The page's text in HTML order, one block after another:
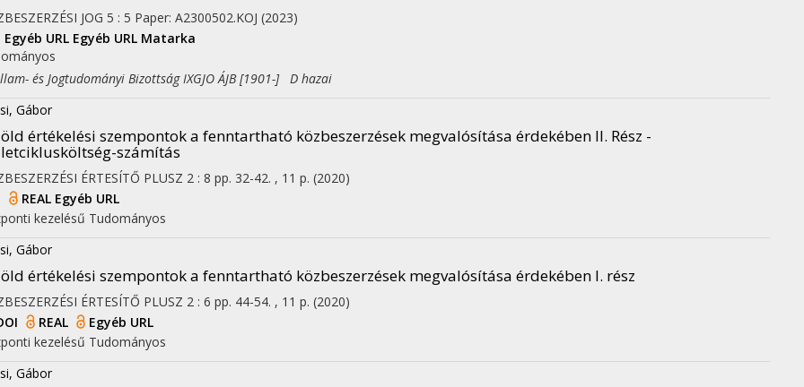
JOG 5 : 5 Paper: A2300502.KOJ (2023)
Egyéb URL Egyéb URL Matarka
és Jogtudományi Bizottság IXGJO ÁJB [1901-] D hazai
Gábor
értékelési szempontok a fenntartható közbeszerzések megvalósítása érdekében II. Rész -
számítás
ÉRTESÍTŐ PLUSZ 2 : 8 pp. 32-42. , 11 p. (2020)
REAL Egyéb URL
kezelésű Tudományos
Gábor
értékelési szempontok a fenntartható közbeszerzések megvalósítása érdekében I. rész
ÉRTESÍTŐ PLUSZ 2 : 6 pp. 44-54. , 11 p. (2020)
REAL
Egyéb URL
kezelésű Tudományos
Gábor